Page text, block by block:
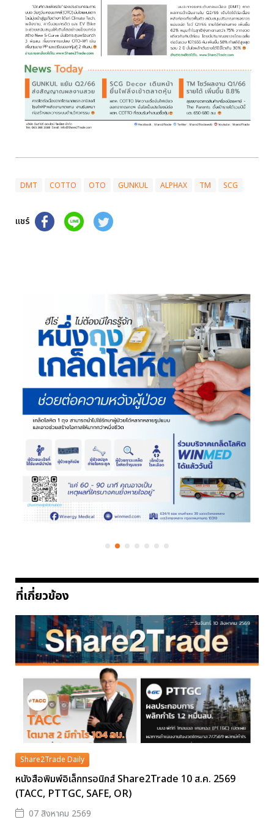
DMT COTTO OTO GUNKUL ALPHAX TM SCG
แชร์
ที่เกี่ยวข้อง
Share2Trade Daily
หนังสือพิมพ์อิเล็กทรอนิกส์ Share2Trade 10 ส.ค. 2569
(TACC, PTTGC, SAFE, OR)
07 สิงหาคม 2569